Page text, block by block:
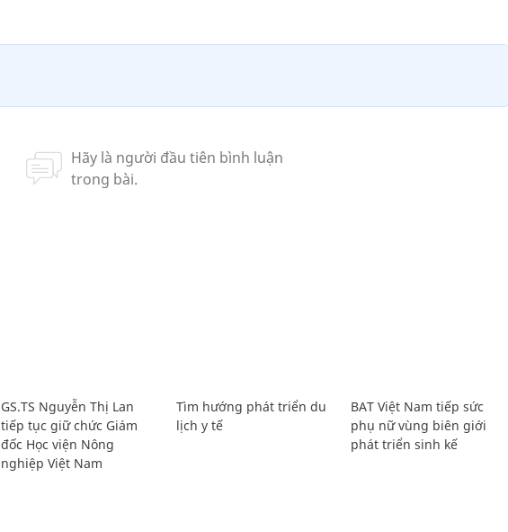
GS.TS Nguyễn Thị Lan
tiếp tục giữ chức Giám
đốc Học viện Nông
nghiệp Việt Nam
Tìm hướng phát triển du
lịch y tế
BAT Việt Nam tiếp sức
phụ nữ vùng biên giới
phát triển sinh kế